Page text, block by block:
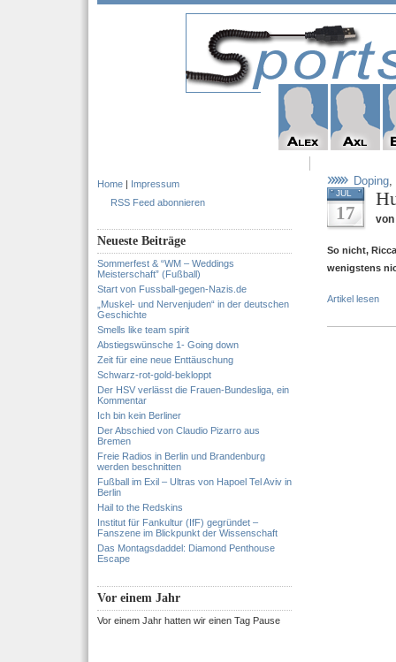
Home | Impressum
RSS Feed abonnieren
Neueste Beiträge
Sommerfest & “WM – Weddings
Meisterschaft” (Fußball)
Start von Fussball-gegen-Nazis.de
„Muskel- und Nervenjuden“ in der deutschen
Geschichte
Smells like team spirit
Abstiegswünsche 1- Going down
Zeit für eine neue Enttäuschung
Schwarz-rot-gold-bekloppt
Der HSV verlässt die Frauen-Bundesliga, ein
Kommentar
Ich bin kein Berliner
Der Abschied von Claudio Pizarro aus
Bremen
Freie Radios in Berlin und Brandenburg
werden beschnitten
Fußball im Exil – Ultras von Hapoel Tel Aviv in
Berlin
Hail to the Redskins
Institut für Fankultur (IfF) gegründet –
Fanszene im Blickpunkt der Wissenschaft
Das Montagsdaddel: Diamond Penthouse
Escape
Vor einem Jahr
Vor einem Jahr hatten wir einen Tag Pause
Doping,
JUL
17 von
So nicht,
wenigstens
Artikel lesen